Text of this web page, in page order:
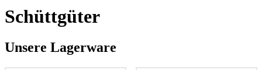
Schüttgüter
Unsere Lagerware